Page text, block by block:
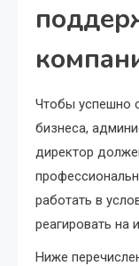
Чтобы успешно
бизнеса,
директор
работать в
реагировать на
Ниже